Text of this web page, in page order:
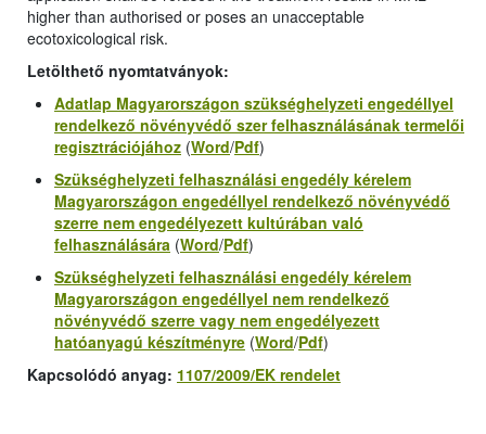
higher than authorised or poses an unacceptable
ecotoxicological risk.
Letölthető nyomtatványok:
Adatlap Magyarországon szükséghelyzeti engedéllyel
rendelkező növényvédő szer felhasználásának termelői
regisztrációjához (Word/Pdf)
Szükséghelyzeti felhasználási engedély kérelem
Magyarországon engedéllyel rendelkező növényvédő
szerre nem engedélyezett kultúrában való
felhasználására (Word/Pdf)
Szükséghelyzeti felhasználási engedély kérelem
Magyarországon engedéllyel nem rendelkező
növényvédő szerre vagy nem engedélyezett
hatóanyagú készítményre (Word/Pdf)
Kapcsolódó anyag: 1107/2009/EK rendelet